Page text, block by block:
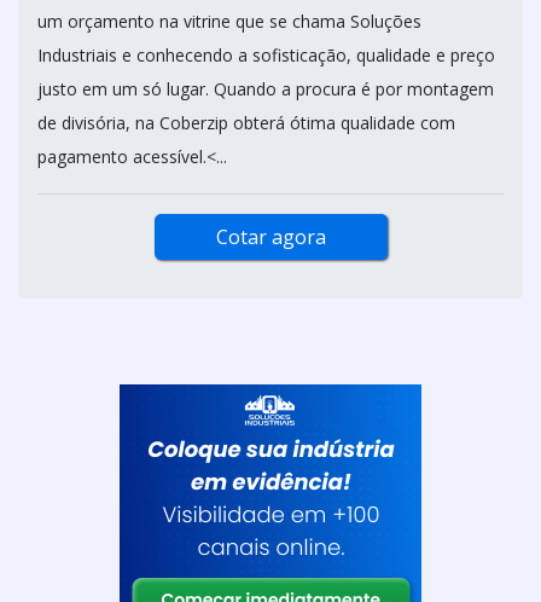
um orçamento na vitrine que se chama Soluções
Industriais e conhecendo a sofisticação, qualidade e preço
justo em um só lugar. Quando a procura é por montagem
de divisória, na Coberzip obterá ótima qualidade com
pagamento acessível.<...
Cotar agora